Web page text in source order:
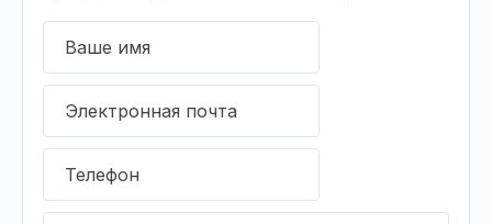
Ваше имя
Электронная почта
Телефон